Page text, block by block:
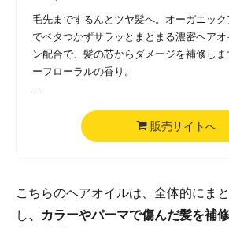
毛先までするんとツヤ髪へ。オーガニッ
でベタつかずサラッとまとまる濃密ヘア
ン配合で、髪の芯からダメージを補修し
ーフローラルの香り。
●〈ツヤUP、スタイリングとして〉スタイ
先になじませ、ツヤ感のあるサラッとまと
平によく伸ばして毛先から髪全体になじ
かして仕上げます。
販売サイトへ
こちらのヘアオイルは、全体的にま
し、カラーやパーマで傷んだ髪を補